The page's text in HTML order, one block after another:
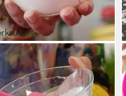
Flexlöffel